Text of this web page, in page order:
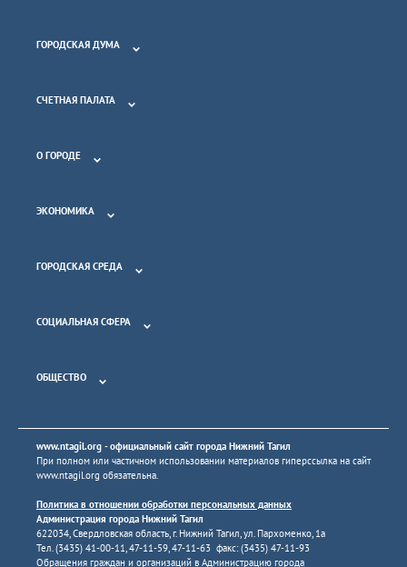
ГОРОДСКАЯ ДУМА
СЧЕТНАЯ ПАЛАТА
О ГОРОДЕ
ЭКОНОМИКА
ГОРОДСКАЯ СРЕДА
СОЦИАЛЬНАЯ СФЕРА
ОБЩЕСТВО
www.ntagil.org - официальный сайт города Нижний Тагил
При полном или частичном использовании материалов гиперссылка на сайт
www.ntagil.org обязательна.
Политика в отношении обработки персональных данных
Администрация города Нижний Тагил
622034, Свердловская область, г. Нижний Тагил, ул. Пархоменко, 1а
Тел. (3435) 41-00-11, 47-11-59, 47-11-63 факс: (3435) 47-11-93
Обращения граждан и организаций в Администрацию города